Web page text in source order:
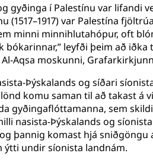
gyðinga í Palestínu var lifandi
(1517–1917) var Palestína
minni minnihlutahópur, oft
bókarinnar,” leyfði þeim að
Al-Aqsa moskunni,
Þýskalands og síðari
lönd komu saman til að takast
gyðingaflóttamanna, sem
nasista-Þýskalands og
þannig komast hjá
ýtti undir síonista landnám.